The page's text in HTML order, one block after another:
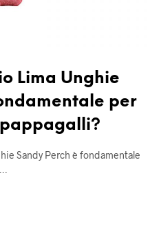
Lima Unghie
per
Sandy Perch è fondamentale